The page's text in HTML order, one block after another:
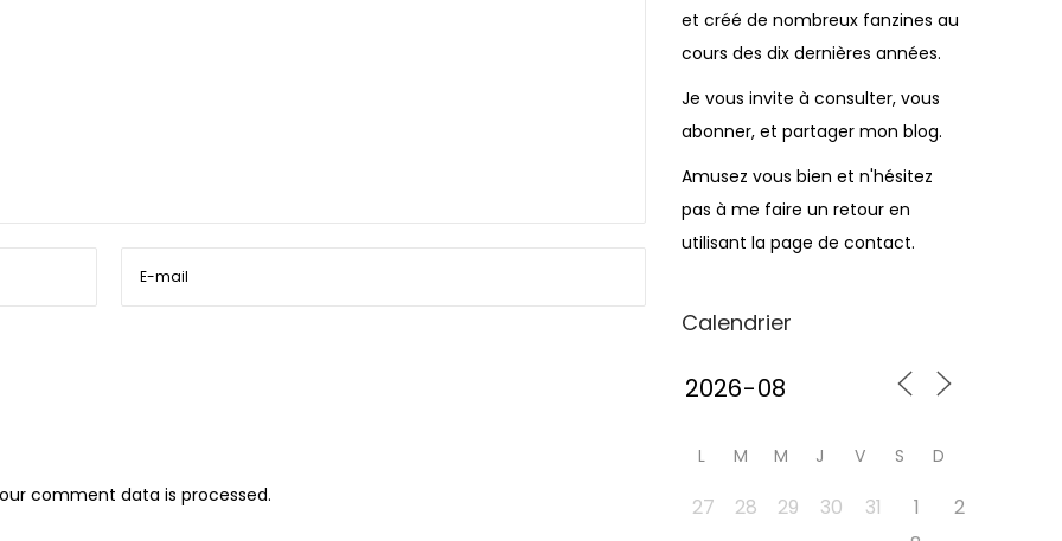
comment data is processed.
et créé de nombreux fanzines au
cours des dix dernières années.
Je vous invite à consulter, vous
abonner, et partager mon blog.
Amusez vous bien et n'hésitez
pas à me faire un retour en
utilisant la page de contact.
Calendrier
L M M J V S D
27 28 29 30 31 1
2